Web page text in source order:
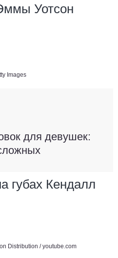
Уотсон
Images
для девушек:
губах Кендалл
Distribution / youtube.com